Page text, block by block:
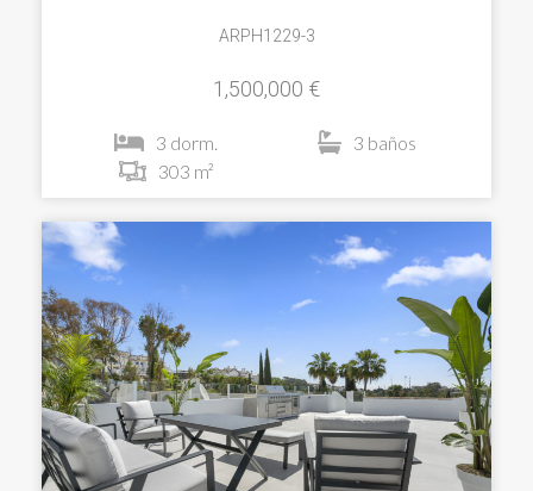
ARPH1229-3
1,500,000 €
3 dorm.
3 baños
303 m²